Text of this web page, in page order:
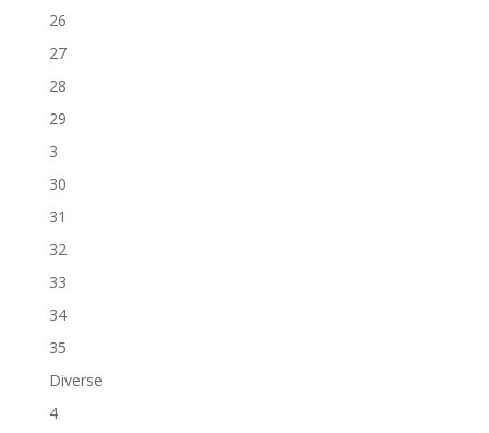
26
27
28
29
3
30
31
32
33
34
35
Diverse
4